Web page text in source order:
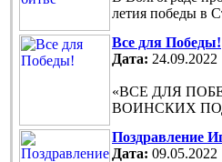
летия победы в
Все для Победы!
Дата: 24.09.2022
«ВСЕ ДЛЯ
ВОИНСКИХ
Поздравление
Дата: 09.05.2022